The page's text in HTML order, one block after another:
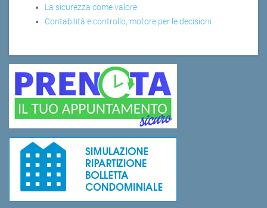
La sicurezza come valore
Contabilità e controllo, motore per le decisioni